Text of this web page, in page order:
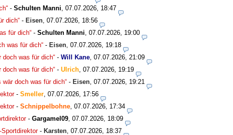
- Schulten Manni 07.07.2026, 18:47
dich“ - Eisen 07.07.2026, 18:56
für dich“ - Schulten Manni 07.07.2026, 19:00
was für dich“ - Eisen 07.07.2026, 19:18
doch was für dich“ - Will Kane 07.07.2026, 21:09
doch was für dich“ - Ulrich 07.07.2026, 19:19
wär doch was für dich“ - Eisen 07.07.2026, 19:21
- Smeller 07.07.2026, 17:56
- Schnippelbohne 07.07.2026, 17:34
- Gargamel09 07.07.2026, 18:09
- Karsten 07.07.2026, 18:37